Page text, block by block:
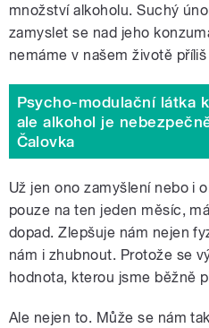
množství alkoholu. Suchý
zamyslet se nad jeho
nemáme v našem životě
Psycho-modulační látka
ale alkohol je
Čalovka
Už jen ono zamyšlení nebo i
pouze na ten jeden měsíc,
dopad. Zlepšuje nám nejen
nám i zhubnout. Protože se
hodnota, kterou jsme běžně
Ale nejen to. Může se nám